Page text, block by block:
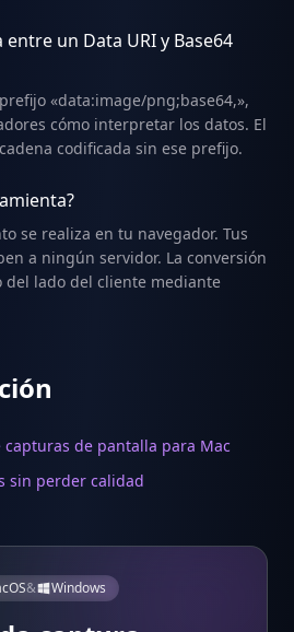
entre un Data URI y Base64
«data:image/png;base64,»,
cómo interpretar los datos. El
codificada sin ese prefijo.
se realiza en tu navegador. Tus
a ningún servidor. La conversión
del lado del cliente mediante
de pantalla para Mac
sin perder calidad
& Windows